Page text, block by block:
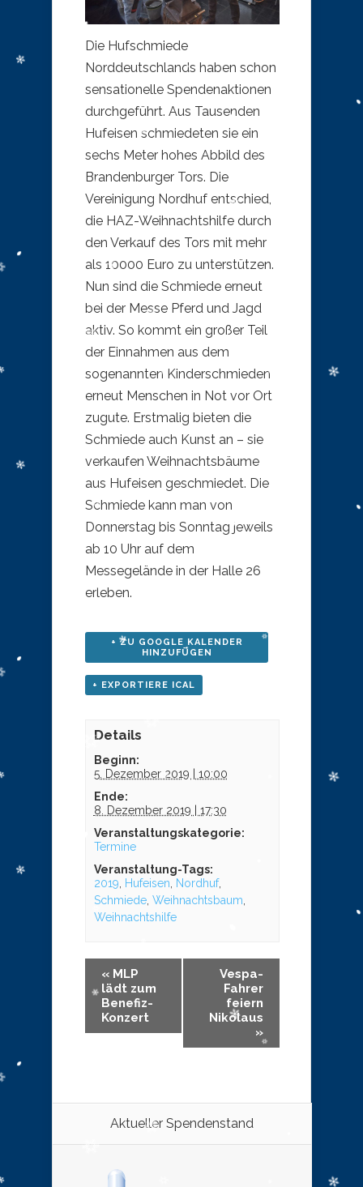
Die Hufschmiede
Norddeutschlands haben schon
sensationelle Spendenaktionen
durchgeführt. Aus Tausenden
Hufeisen schmiedeten sie ein
sechs Meter hohes Abbild des
Brandenburger Tors. Die
Vereinigung Nordhuf entschied,
die HAZ-Weihnachtshilfe durch
den Verkauf des Tors mit mehr
als 10000 Euro zu unterstützen.
Nun sind die Schmiede erneut
bei der Messe Pferd und Jagd
aktiv. So kommt ein großer Teil
der Einnahmen aus dem
sogenannten Kinderschmieden
erneut Menschen in Not vor Ort
zugute. Erstmalig bieten die
Schmiede auch Kunst an – sie
verkaufen Weihnachtsbäume
aus Hufeisen geschmiedet. Die
Schmiede kann man von
Donnerstag bis Sonntag jeweils
ab 10 Uhr auf dem
Messegelände in der Halle 26
erleben.
+ ZU GOOGLE KALENDER
HINZUFÜGEN
+ EXPORTIERE ICAL
Details
Beginn:
5. Dezember 2019 | 10:00
Ende:
8. Dezember 2019 | 17:30
Veranstaltungskategorie:
Termine
Veranstaltung-Tags:
2019
Hufeisen Nordhuf,
Schmiede, Weihnachtsbaum
Weihnachtshilfe
« MLP
lädt zum
Benefiz-
Konzert
Vespa-
Fahrer
feiern
Nikolaus
»
Aktueller Spendenstand